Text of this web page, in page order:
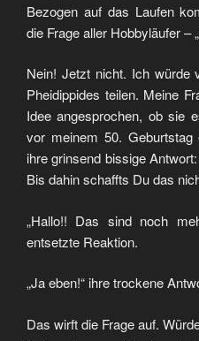
Bezogen auf das Laufen
die Frage aller Hobbyläufer –
Nein! Jetzt nicht. Ich würde
Pheidippides teilen. Meine
Idee angesprochen, ob sie
vor meinem 50.
ihre grinsend bissige
Bis dahin schaffts Du das
„Hallo!! Das sind noch
entsetzte Reaktion.
„Ja eben!“ ihre trockene
Das wirft die Frage auf.